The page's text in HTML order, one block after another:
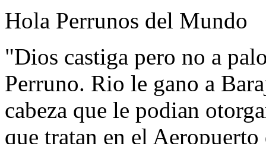
Hola Perrunos del Mundo
"Dios castiga pero no a
Perruno. Rio le gano a
cabeza que le podian
que tratan en el Aeropuerto